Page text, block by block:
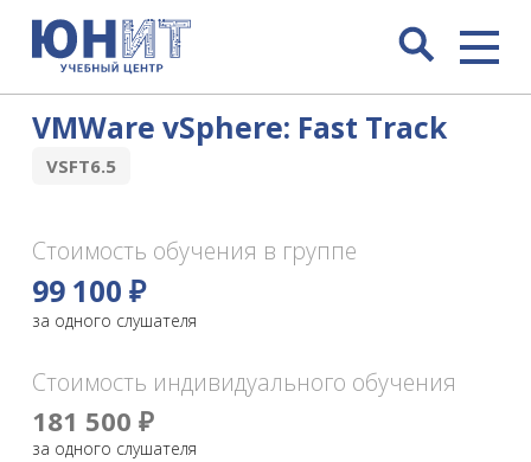
VMWare vSphere: Fast Track
VSFT6.5
Стоимость обучения в группе
99 100 ₽
за одного слушателя
Стоимость индивидуального обучения
181 500 ₽
за одного слушателя